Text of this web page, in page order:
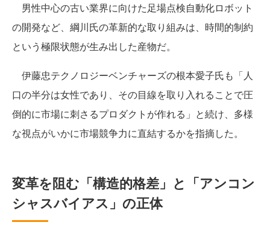
男性中心の古い業界に向けた足場点検自動化ロボット
の開発など、綱川氏の革新的な取り組みは、時間的制約
という極限状態が生み出した産物だ。
伊藤忠テクノロジーベンチャーズの根本愛子氏も「人
口の半分は女性であり、その目線を取り入れることで圧
倒的に市場に刺さるプロダクトが作れる」と続け、多様
な視点がいかに市場競争力に直結するかを指摘した。
変革を阻む「構造的格差」と「アンコン
シャスバイアス」の正体